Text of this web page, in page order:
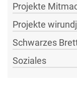
Projekte
Projekte
Schwarzes
Soziales